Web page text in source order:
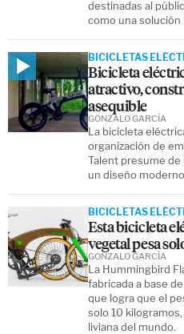
destinadas al
como una solución
BICICLETAS
Bicicleta
atractivo,
asequible
La bicicleta
organización de
Talent presume
un diseño
GONZALO GARCÍA
BICICLETAS
Esta bicicleta
vegetal pesa
La Hummingbird
fabricada a base
que logra que el
solo 10
liviana del mundo.
GONZALO GARCÍA